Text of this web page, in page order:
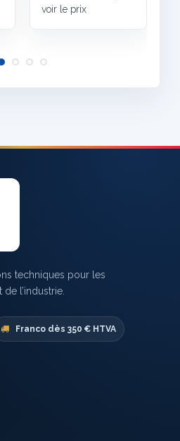
voir le prix
techniques pour les
l’industrie.
Franco dès 350 € HTVA